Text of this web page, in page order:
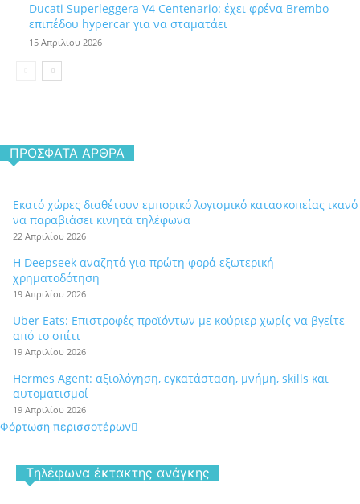
Ducati Superleggera V4 Centenario: έχει φρένα Brembo
επιπέδου hypercar για να σταματάει
15 Απριλίου 2026
ΠΡΌΣΦΑΤΑ ΆΡΘΡΑ
Εκατό χώρες διαθέτουν εμπορικό λογισμικό κατασκοπείας ικανό
να παραβιάσει κινητά τηλέφωνα
22 Απριλίου 2026
Η Deepseek αναζητά για πρώτη φορά εξωτερική
χρηματοδότηση
19 Απριλίου 2026
Uber Eats: Επιστροφές προϊόντων με κούριερ χωρίς να βγείτε
από το σπίτι
19 Απριλίου 2026
Hermes Agent: αξιολόγηση, εγκατάσταση, μνήμη, skills και
αυτοματισμοί
19 Απριλίου 2026
Φόρτωση περισσοτέρων
Tηλέφωνα έκτακτης ανάγκης